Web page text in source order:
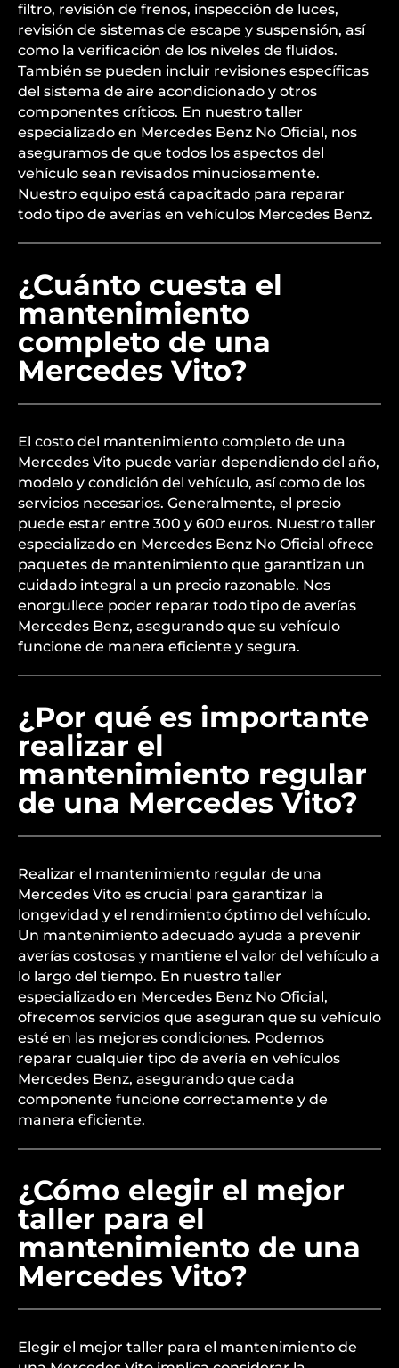
filtro, revisión de frenos, inspección de luces,
revisión de sistemas de escape y suspensión, así
como la verificación de los niveles de fluidos.
También se pueden incluir revisiones específicas
del sistema de aire acondicionado y otros
componentes críticos. En nuestro taller
especializado en Mercedes Benz No Oficial, nos
aseguramos de que todos los aspectos del
vehículo sean revisados minuciosamente.
Nuestro equipo está capacitado para reparar
todo tipo de averías en vehículos Mercedes Benz.
¿Cuánto cuesta el
mantenimiento
completo de una
Mercedes Vito?
El costo del mantenimiento completo de una
Mercedes Vito puede variar dependiendo del año,
modelo y condición del vehículo, así como de los
servicios necesarios. Generalmente, el precio
puede estar entre 300 y 600 euros. Nuestro taller
especializado en Mercedes Benz No Oficial ofrece
paquetes de mantenimiento que garantizan un
cuidado integral a un precio razonable. Nos
enorgullece poder reparar todo tipo de averías
Mercedes Benz, asegurando que su vehículo
funcione de manera eficiente y segura.
¿Por qué es importante
realizar el
mantenimiento regular
de una Mercedes Vito?
Realizar el mantenimiento regular de una
Mercedes Vito es crucial para garantizar la
longevidad y el rendimiento óptimo del vehículo.
Un mantenimiento adecuado ayuda a prevenir
averías costosas y mantiene el valor del vehículo a
lo largo del tiempo. En nuestro taller
especializado en Mercedes Benz No Oficial,
ofrecemos servicios que aseguran que su vehículo
esté en las mejores condiciones. Podemos
reparar cualquier tipo de avería en vehículos
Mercedes Benz, asegurando que cada
componente funcione correctamente y de
manera eficiente.
¿Cómo elegir el mejor
taller para el
mantenimiento de una
Mercedes Vito?
Elegir el mejor taller para el mantenimiento de